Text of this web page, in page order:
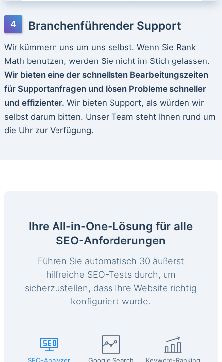
Branchenführender Support
Wir kümmern uns um uns selbst. Wenn Sie Rank
Math benutzen, werden Sie nicht im Stich gelassen.
Wir bieten eine der schnellsten Bearbeitungszeiten
für Supportanfragen und lösen Probleme schneller
und effizienter. Wir bieten Support, als würden wir
selbst darum bitten. Unser Team steht Ihnen rund um
die Uhr zur Verfügung.
Ihre All-in-One-Lösung für alle
SEO-Anforderungen
Führen Sie automatisch 30 äußerst
hilfreiche SEO-Tests durch, um
sicherzustellen, dass Ihre Website richtig
konfiguriert wurde.
SEO-Analyzer
Google Search
Keyword-Ranking